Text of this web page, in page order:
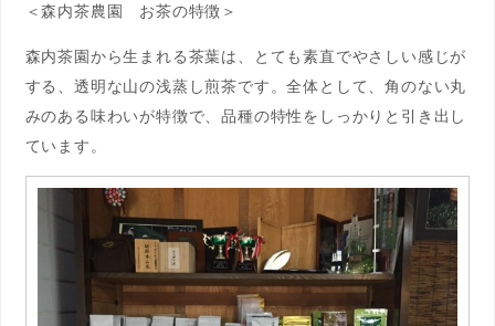
＜森内茶農園 お茶の特徴＞
森内茶園から生まれる茶葉は、とても素直でやさしい感じが
する、透明な山の浅蒸し煎茶です。全体として、角のない丸
みのある味わいが特徴で、品種の特性をしっかりと引き出し
ています。